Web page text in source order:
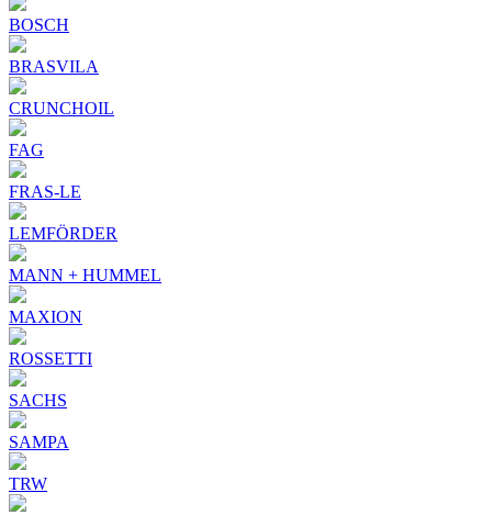
BOSCH
BRASVILA
CRUNCHOIL
FAG
FRAS-LE
LEMFÖRDER
MANN + HUMMEL
MAXION
ROSSETTI
SACHS
SAMPA
TRW